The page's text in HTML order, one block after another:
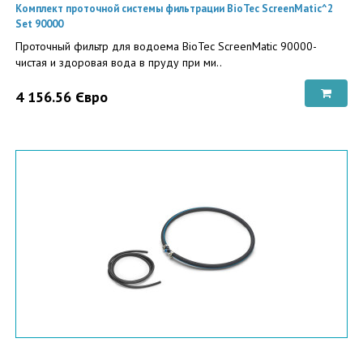
Комплект проточной системы фильтрации BioTec ScreenMatic^2
Set 90000
Проточный фильтр для водоема BioTec ScreenMatic 90000-
чистая и здоровая вода в пруду при ми..
4 156.56 Євро